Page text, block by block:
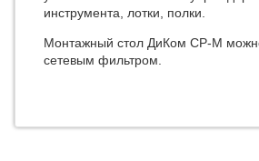
инструмента, лотки, полки.
Монтажный стол ДиКом СР-М
сетевым фильтром.